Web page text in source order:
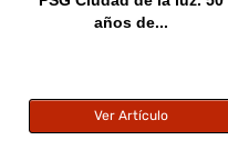
años de...
Ver Artículo